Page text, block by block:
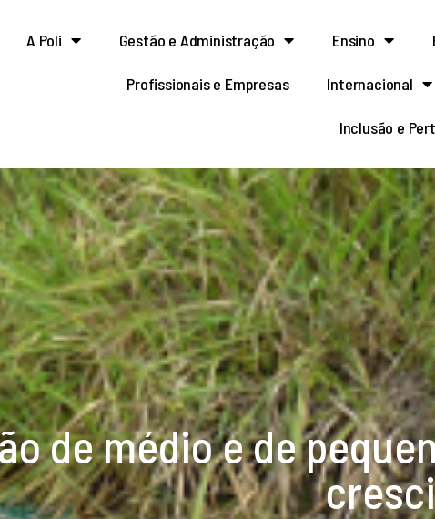
A Poli Gestão e Administração Ensino
Profissionais e Empresas Internacional
Inclusão e
de médio e de